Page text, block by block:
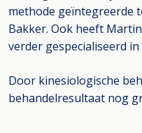
methode geïntegreerde
Bakker. Ook heeft
verder gespecialiseerd
Door kinesiologische
behandelresultaat nog